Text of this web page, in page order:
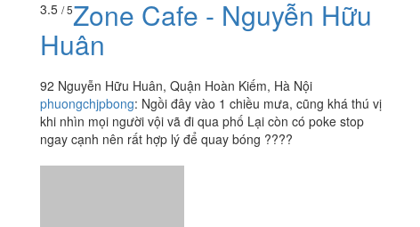
92 Nguyễn Hữu Huân, Quận Hoàn Kiếm, Hà Nội
phuongchjpbong
ngay cạnh nên rất hợp lý để quay bóng ????